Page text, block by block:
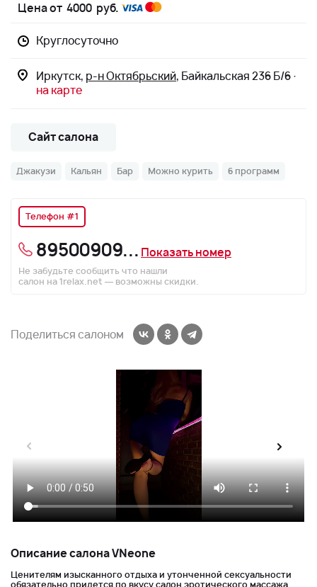
Цена от 4000 руб.
Круглосуточно
Иркутск, р-н Октябрьский, Байкальская 236 Б/6 ·
на карте
Сайт салона
Джакузи Кальян Бар Можно курить 6 программ
Телефон #1
89500909... Показать номер
Не забудьте сообщить что нашли
салон на 1relax.net — возможны скидки.
Поделиться салоном
Описание салона VNeone
Ценителям изысканного отдыха и утонченной сексуальности
обязательно придется по вкусу салон эротического массажа